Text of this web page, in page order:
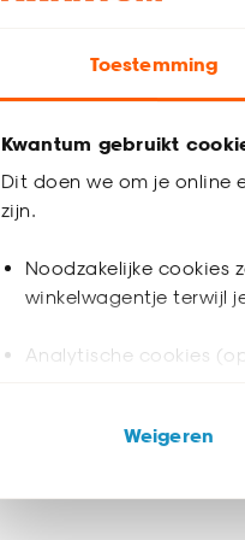
Toestemming
Kwantum gebruikt
Dit doen we om je online
zijn.
Noodzakelijke cookies
winkelwagentje terwijl
Analytische cookies
ook buiten de
Klik op ‘Ja, alles
Weigeren
gelakte houtuitstraling
monteren aan wand of
en